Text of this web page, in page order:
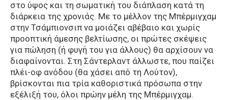
στο ύψος και τη σωματική του διάπλαση κατά τη
διάρκεια της χρονιάς. Με το μέλλον της Μπέρμιγχαμ
στην Τσάμπιονσιπ να μοιάζει αβέβαιο και χωρίς
προοπτική άμεσης βελτίωσης, οι πρώτες σκέψεις
για πώληση (ή φυγή του για άλλους) θα αρχίσουν να
διαφαίνονται. Στη Σάντερλαντ άλλωστε, που παίζει
πλέι-οφ ανόδου (θα χάσει από τη Λούτον),
βρίσκονται πια τρία καθοριστικά πρόσωπα στην
εξέλιξή του, όλοι πρώην μέλη της Μπέρμιγχαμ.